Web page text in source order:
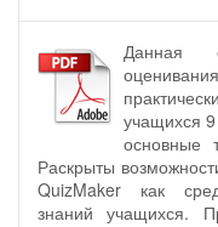
Данная
учащихся
основные
Раскрыты
QuizMaker как
знаний учащихся.